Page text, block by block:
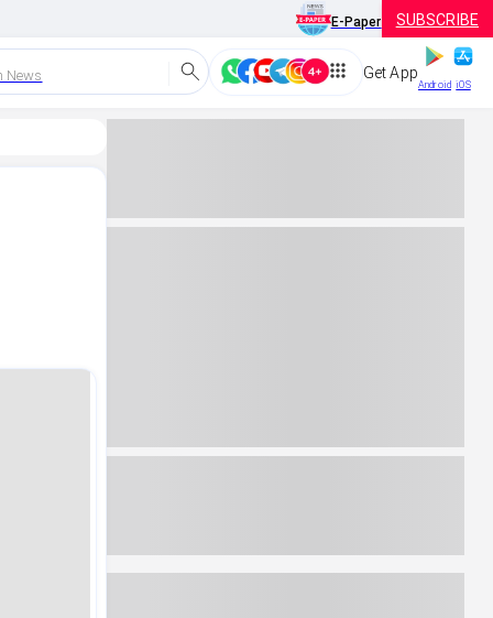
E-Paper SUBSCRIBE
News Get App
Android iOS